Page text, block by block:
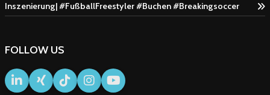
Inszenierung| #FußballFreestyler #Buchen #Breakingsoccer
FOLLOW US